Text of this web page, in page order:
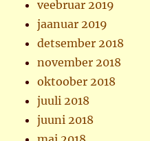
veebruar 2019
jaanuar 2019
detsember 2018
november 2018
oktoober 2018
juuli 2018
juuni 2018